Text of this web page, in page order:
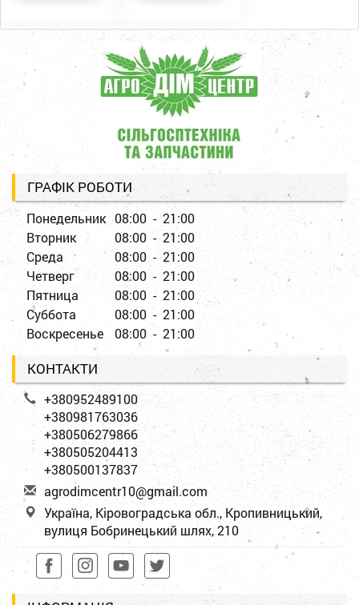
ГРАФІК РОБОТИ
Понедельник 08:00 - 21:00
Вторник
08:00 - 21:00
Среда
08:00 - 21:00
Четверг
08:00 - 21:00
Пятница
08:00 - 21:00
Суббота
08:00 - 21:00
Воскресенье
08:00 - 21:00
КОНТАКТИ
+380952489100
+380981763036
+380506279866
+380505204413
+380500137837
agrodimcentr10@gmail.com
Україна, Кіровоградська обл., Кропивницький,
вулиця Бобринецький шлях, 210